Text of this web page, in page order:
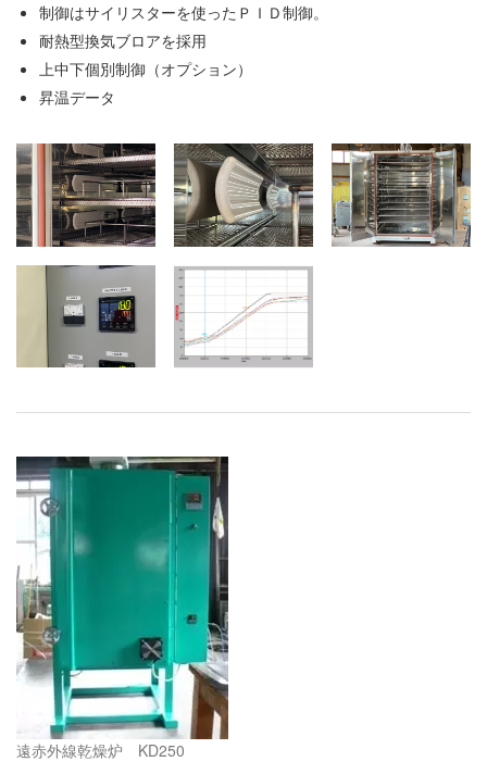
制御はサイリスターを使ったＰＩＤ制御。
耐熱型換気ブロアを採用
上中下個別制御（オプション）
昇温データ
遠赤外線乾燥炉 KD250